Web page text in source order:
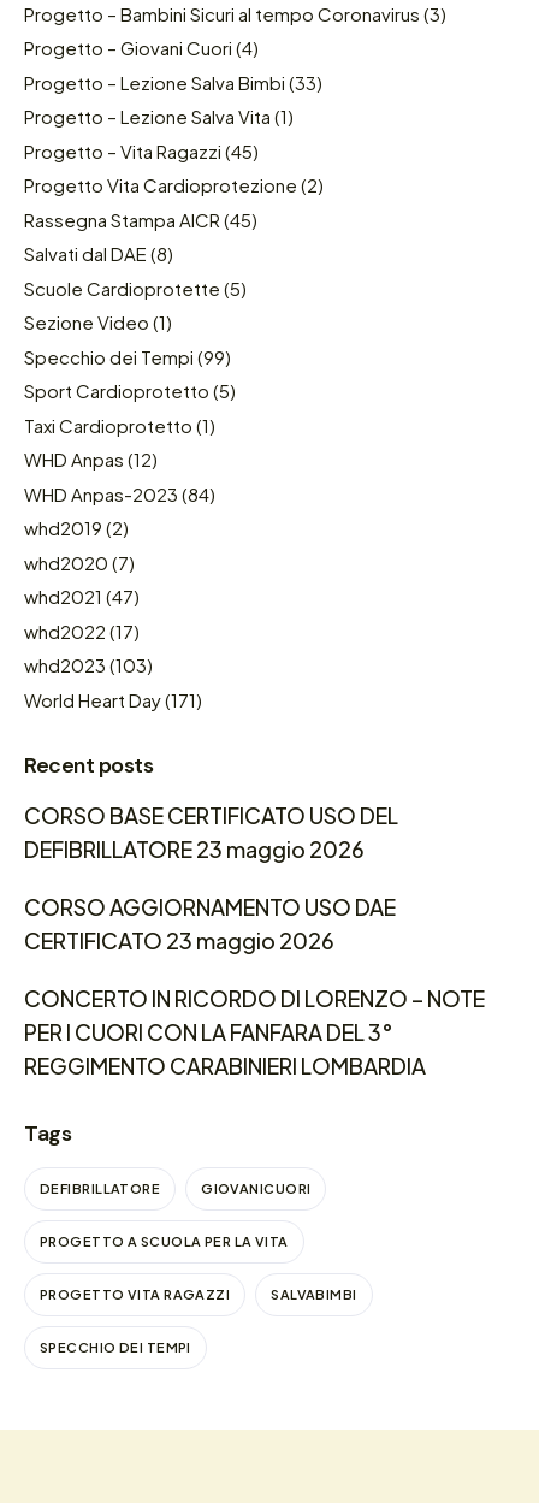
Progetto – Bambini Sicuri al tempo Coronavirus (3)
Progetto – Giovani Cuori (4)
Progetto – Lezione Salva Bimbi (33)
Progetto – Lezione Salva Vita (1)
Progetto – Vita Ragazzi (45)
Progetto Vita Cardioprotezione (2)
Rassegna Stampa AICR (45)
Salvati dal DAE (8)
Scuole Cardioprotette (5)
Sezione Video (1)
Specchio dei Tempi (99)
Sport Cardioprotetto (5)
Taxi Cardioprotetto (1)
WHD Anpas (12)
WHD Anpas-2023 (84)
whd2019 (2)
whd2020 (7)
whd2021 (47)
whd2022 (17)
whd2023 (103)
World Heart Day(171)
Recent posts
CORSO BASE CERTIFICATO USO DEL
DEFIBRILLATORE 23 maggio 2026
CORSO AGGIORNAMENTO USO DAE
CERTIFICATO 23 maggio 2026
CONCERTO IN RICORDO DI LORENZO – NOTE
PER I CUORI CON LA FANFARA DEL 3°
REGGIMENTO CARABINIERI LOMBARDIA
Tags
DEFIBRILLATORE GIOVANICUORI
PROGETTO A SCUOLA PER LA VITA
PROGETTO VITA RAGAZZI SALVABIMBI
SPECCHIO DEI TEMPI